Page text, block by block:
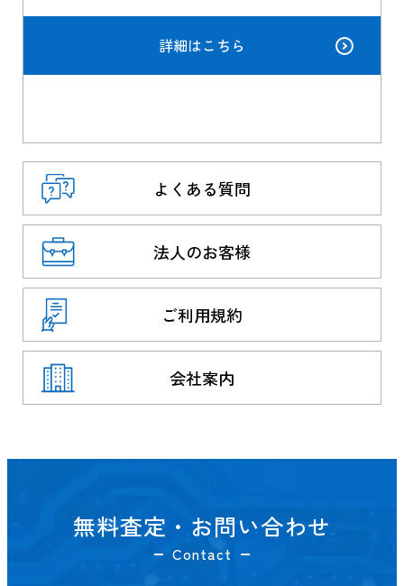
詳細はこちら
よくある質問
法人のお客様
ご利用規約
会社案内
無料査定・お問い合わせ
Contact